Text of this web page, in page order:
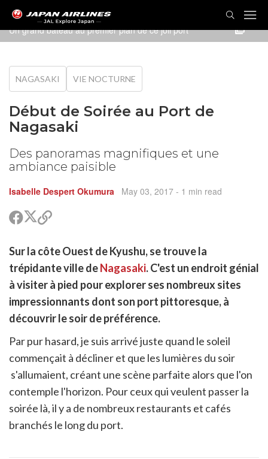
Un grand bateau au premier plan de ce joli port
NAGASAKI VIE NOCTURNE
Début de Soirée au Port de
Nagasaki
Des panoramas magnifiques et une
ambiance paisible
Isabelle Despert Okumura May 03, 2017 - 1 min read
PartagerPartager
sur
Copier
pour
partager
Sur la côte Ouest de Kyushu, se trouve la
trépidante ville deNagasaki. C'est un endroit génial
à visiter à pied pour explorer ses nombreux sites
impressionnants dont son port pittoresque, à
découvrir le soir de préférence.
Par pur hasard, je suis arrivé juste quand le soleil
commençait à décliner et que les lumières du soir
s'allumaient, créant une scène parfaite alors que l'on
contemple l'horizon. Pour ceux qui veulent passer la
soirée là, il y a de nombreux restaurants et cafés
branchés le long du port.